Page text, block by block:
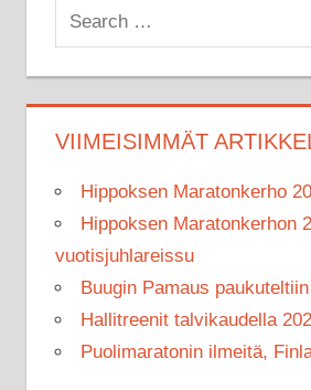
Search
for:
VIIMEISIMMÄT
Hippoksen Maratonkerho
Hippoksen Maratonkerhon
vuotisjuhlareissu
Buugin Pamaus
Hallitreenit talvikaudella
Puolimaratonin ilmeitä,